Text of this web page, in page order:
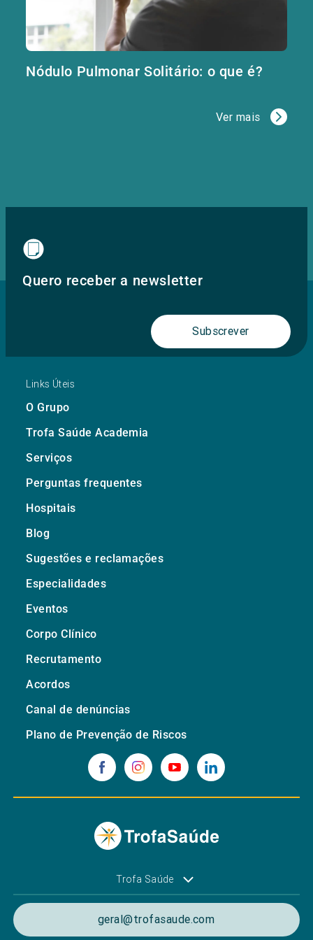
Nódulo Pulmonar Solitário: o que é?
Ver mais
Quero receber a newsletter
Subscrever
Links Úteis
O Grupo
Trofa Saúde Academia
Serviços
Perguntas frequentes
Hospitais
Blog
Sugestões e reclamações
Especialidades
Eventos
Corpo Clínico
Recrutamento
Acordos
Canal de denúncias
Plano de Prevenção de Riscos
Trofa Saúde
geral@trofasaude.com